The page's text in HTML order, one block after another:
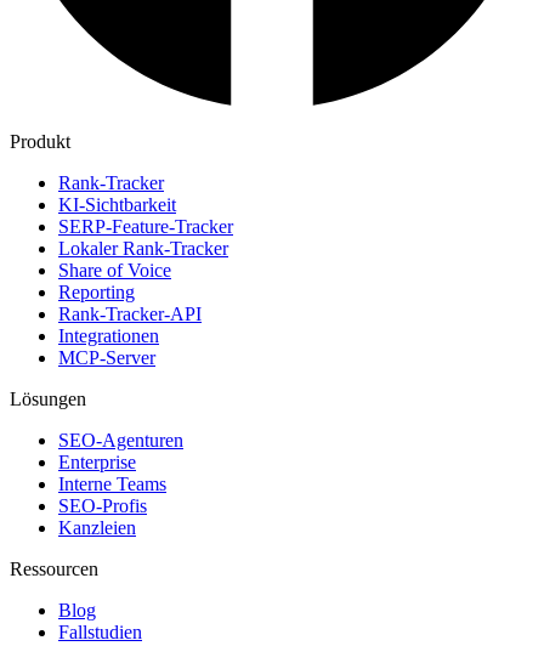
Produkt
Rank-Tracker
KI-Sichtbarkeit
SERP-Feature-Tracker
Lokaler Rank-Tracker
Share of Voice
Reporting
Rank-Tracker-API
Integrationen
MCP-Server
Lösungen
SEO-Agenturen
Enterprise
Interne Teams
SEO-Profis
Kanzleien
Ressourcen
Blog
Fallstudien